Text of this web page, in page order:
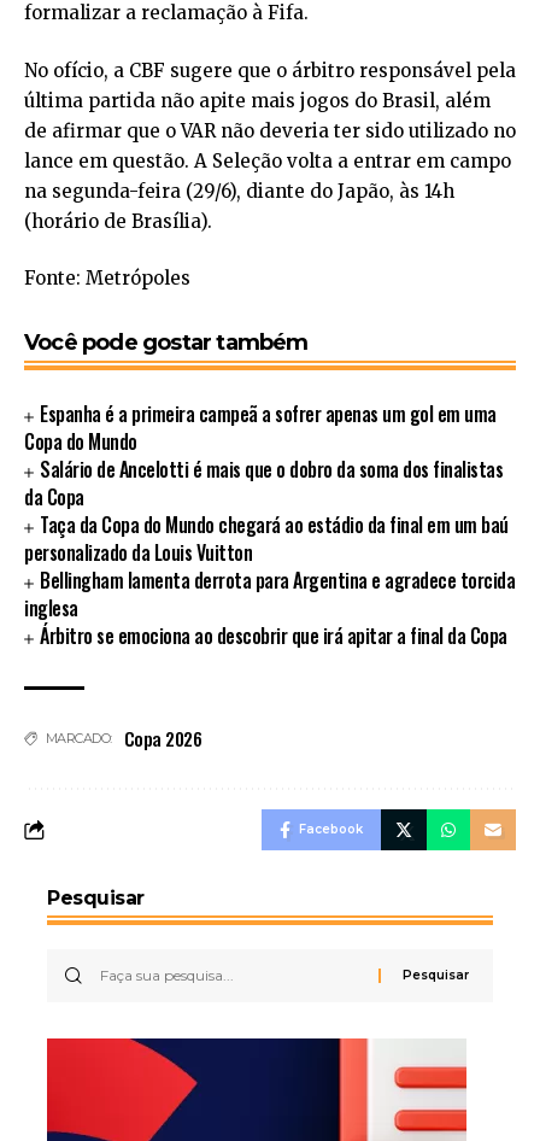
formalizar a reclamação à Fifa.
No ofício, a CBF sugere que o árbitro responsável pela
última partida não apite mais jogos do Brasil, além
de afirmar que o VAR não deveria ter sido utilizado no
lance em questão. A Seleção volta a entrar em campo
na segunda-feira (29/6), diante do Japão, às 14h
(horário de Brasília).
Fonte: Metrópoles
Você pode gostar também
Espanha é a primeira campeã a sofrer apenas um gol em uma
Copa do Mundo
Salário de Ancelotti é mais que o dobro da soma dos finalistas
da Copa
Taça da Copa do Mundo chegará ao estádio da final em um baú
personalizado da Louis Vuitton
Bellingham lamenta derrota para Argentina e agradece torcida
inglesa
Árbitro se emociona ao descobrir que irá apitar a final da Copa
MARCADO: Copa 2026
Facebook
Pesquisar